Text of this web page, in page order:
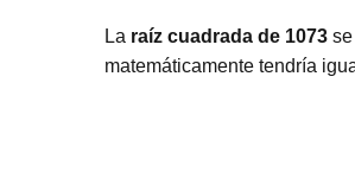
La raíz cuadrada de 1073
matemáticamente tendría